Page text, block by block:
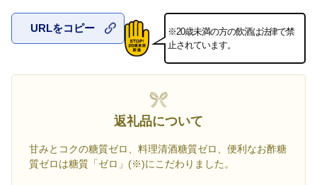
お気に入
URLをコピー
※20歳未満の方の飲酒は法律で禁
止されています。
返礼品について
甘みとコクの糖質ゼロ、料理清酒糖質ゼロ、便利なお酢糖
質ゼロは糖質「ゼロ」(※)にこだわりました。